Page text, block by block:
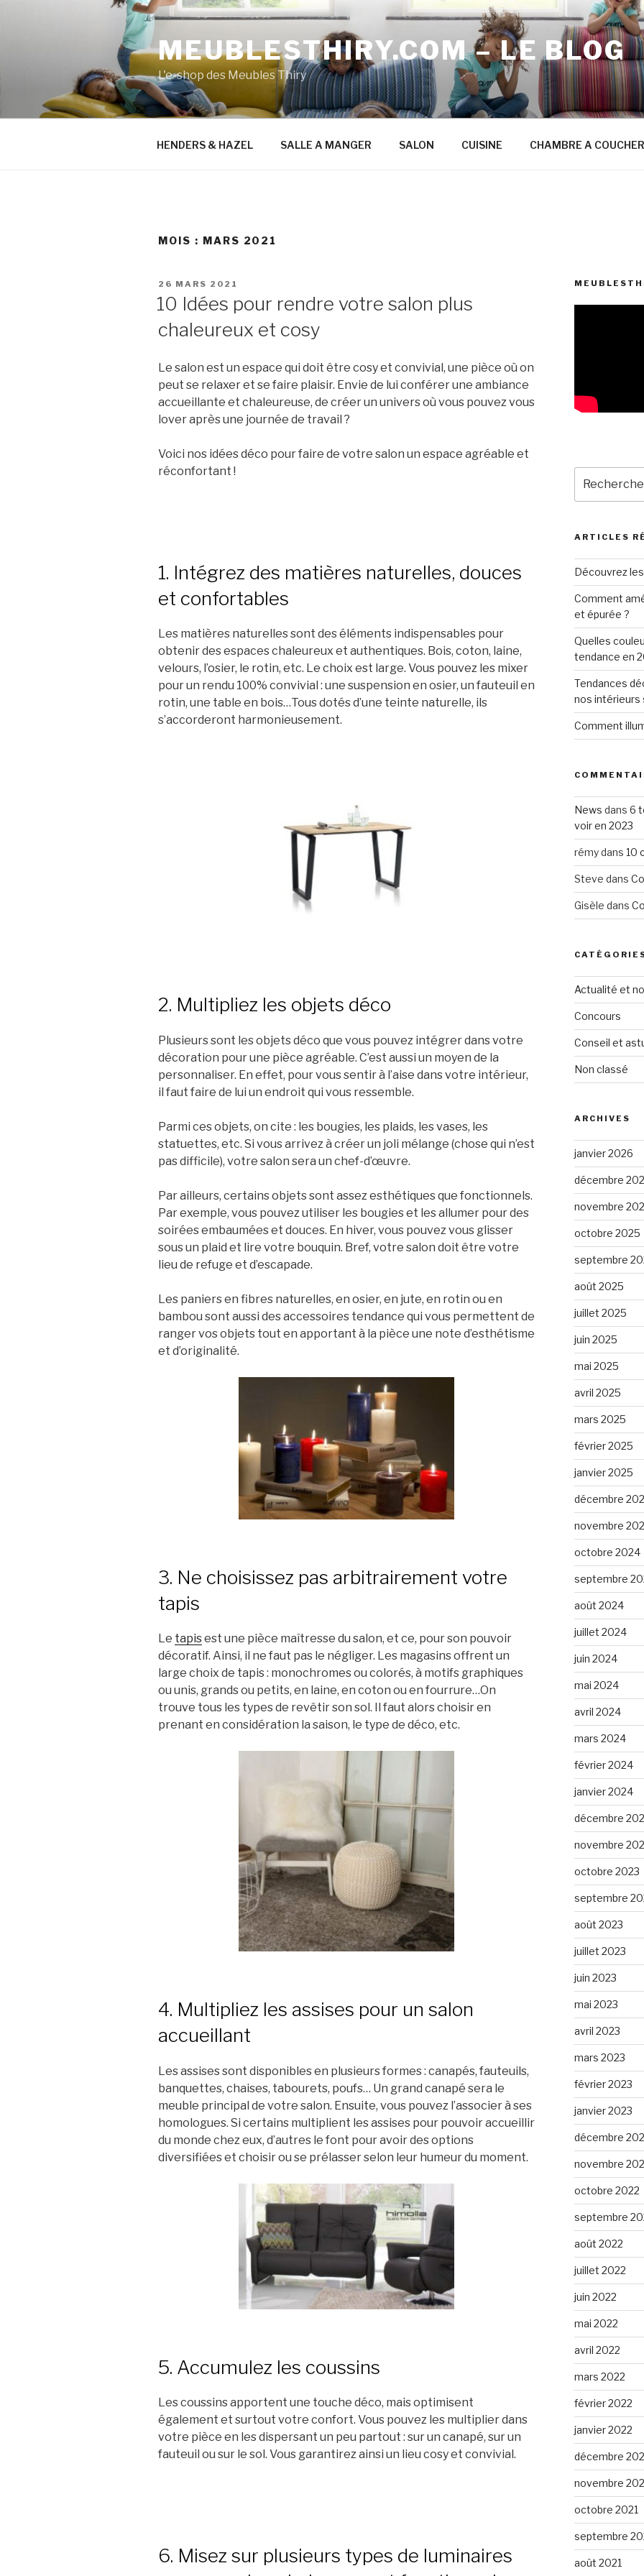
MEUBLESTHIRY.COM – LE BLOG
L'e-shop des Meubles Thiry
HENDERS & HAZEL SALLE A MANGER SALON CUISINE CHAMBRE A COUCHER
MOIS : MARS 2021
PUBLIÉ
26 MARS 2021
10 Idées pour rendre votre salon plus
chaleureux et cosy
Le salon est un espace qui doit être cosy et convivial, une pièce où on
peut se relaxer et se faire plaisir. Envie de lui conférer une ambiance
accueillante et chaleureuse, de créer un univers où vous pouvez vous
lover après une journée de travail ?
Voici nos idées déco pour faire de votre salon un espace agréable et
réconfortant !
1. Intégrez des matières naturelles, douces
et confortables
Les matières naturelles sont des éléments indispensables pour
obtenir des espaces chaleureux et authentiques. Bois, coton, laine,
velours, l’osier, le rotin, etc. Le choix est large. Vous pouvez les mixer
pour un rendu 100% convivial : une suspension en osier, un fauteuil en
rotin, une table en bois…Tous dotés d’une teinte naturelle, ils
s’accorderont harmonieusement.
2. Multipliez les objets déco
Plusieurs sont les objets déco que vous pouvez intégrer dans votre
décoration pour une pièce agréable. C’est aussi un moyen de la
personnaliser. En effet, pour vous sentir à l’aise dans votre intérieur,
il faut faire de lui un endroit qui vous ressemble.
Parmi ces objets, on cite : les bougies, les plaids, les vases, les
statuettes, etc. Si vous arrivez à créer un joli mélange (chose qui n’est
pas difficile), votre salon sera un chef-d’œuvre.
Par ailleurs, certains objets sont assez esthétiques que fonctionnels.
Par exemple, vous pouvez utiliser les bougies et les allumer pour des
soirées embaumées et douces. En hiver, vous pouvez vous glisser
sous un plaid et lire votre bouquin. Bref, votre salon doit être votre
lieu de refuge et d’escapade.
Les paniers en fibres naturelles, en osier, en jute, en rotin ou en
bambou sont aussi des accessoires tendance qui vous permettent de
ranger vos objets tout en apportant à la pièce une note d’esthétisme
et d’originalité.
3. Ne choisissez pas arbitrairement votre
tapis
Le tapisest une pièce maîtresse du salon, et ce, pour son pouvoir
décoratif. Ainsi, il ne faut pas le négliger. Les magasins offrent un
large choix de tapis : monochromes ou colorés, à motifs graphiques
ou unis, grands ou petits, en laine, en coton ou en fourrure…On
trouve tous les types de revêtir son sol. Il faut alors choisir en
prenant en considération la saison, le type de déco, etc.
4. Multipliez les assises pour un salon
accueillant
Les assises sont disponibles en plusieurs formes : canapés, fauteuils,
banquettes, chaises, tabourets, poufs… Un grand canapé sera le
meuble principal de votre salon. Ensuite, vous pouvez l’associer à ses
homologues. Si certains multiplient les assises pour pouvoir accueillir
du monde chez eux, d’autres le font pour avoir des options
diversifiées et choisir ou se prélasser selon leur humeur du moment.
5. Accumulez les coussins
Les coussins apportent une touche déco, mais optimisent
également et surtout votre confort. Vous pouvez les multiplier dans
votre pièce en les dispersant un peu partout : sur un canapé, sur un
fauteuil ou sur le sol. Vous garantirez ainsi un lieu cosy et convivial.
6. Misez sur plusieurs types de luminaires
pour
:
ARTICLES
Découvrez
Comment
et épurée ?
Quelles
tendance en
Tendances
nos intérieurs
Comment
News dans 6
voir en 2023
rémydans 10
Steve dans
Gisèle dans
Actualité et
Concours
Conseil et
Non classé
ARCHIVES
janvier 2026
décembre
novembre
octobre 2025
septembre
août 2025
juillet 2025
juin 2025
mai 2025
avril 2025
mars 2025
février 2025
janvier 2025
décembre
novembre
octobre 2024
septembre
août 2024
juillet 2024
juin 2024
mai 2024
avril 2024
mars 2024
février 2024
janvier 2024
décembre
novembre
octobre 2023
septembre
août 2023
juillet 2023
juin 2023
mai 2023
avril 2023
mars 2023
février 2023
janvier 2023
décembre
novembre
octobre 2022
septembre
août 2022
juillet 2022
juin 2022
mai 2022
avril 2022
mars 2022
février 2022
janvier 2022
décembre
novembre
octobre 2021
septembre
août 2021